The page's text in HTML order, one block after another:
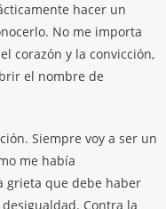
hacer un
No me importa
corazón y la convicción,
el nombre de
Siempre voy a ser un
me había
grieta que debe haber
Contra la